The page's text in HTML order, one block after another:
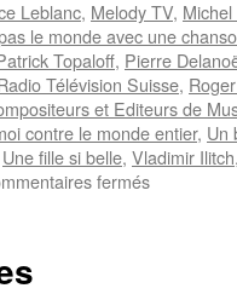
Leblanc, Melody TV,
le monde avec une
Topaloff, Pierre
Télévision Suisse,
et Editeurs de
contre le monde entier, Un
Une fille si belle, Vladimir Ilitch
ferméssur